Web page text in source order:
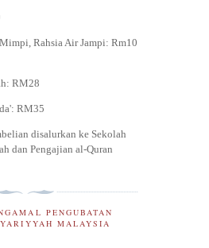
Rahsia Air Jampi: Rm10
RM28
RM35
disalurkan ke Sekolah
dan Pengajian al-Quran
PENGUBATAN
MALAYSIA